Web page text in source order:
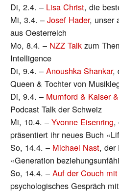
Di, 2.4. – Lisa Christ, die
Mi, 3.4. –Josef Hader, unser
aus Oesterreich
Mo, 8.4. – NZZ Talk zum
Intelligence
Di, 9.4. –Anoushka Shankar,
Queen & Tochter von
Di, 9.4. – Mumford & Kaiser
Podcast Talk der Schweiz
Mi, 10.4. –Yvonne Eisenring,
präsentiert ihr neues Buch
So, 14.4. – Michael Nast, der
«Generation
So, 14.4. –Auf der Couch
psychologisches Gespräch